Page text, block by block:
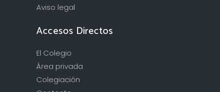
Aviso legal
Accesos Directos
El Colegio
Área privada
Colegiación